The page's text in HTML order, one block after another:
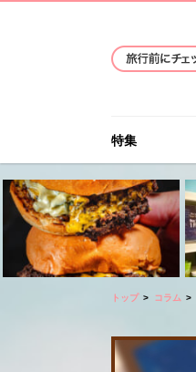
特集
トップ コラム